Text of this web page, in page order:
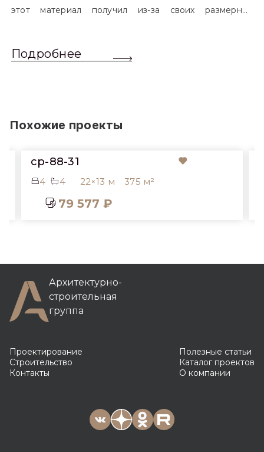
этот материал получил из-за своих размерных
обычный одинарный кирпич. Размер блоков различен
Подробнее
Похожие проекты
88-31
22×13 м 375 м²
79 577 ₽
Архитектурно-
строительная
группа
Проектирование
Строительство
Контакты
Полезные статьи
Каталог проектов
О компании